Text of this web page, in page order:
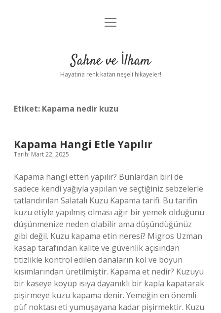
Anasayfa
Yasal Uyarı
menüyü
Sahne ve İlham
Hayatına renk katan neşeli hikayeler!
Etiket: Kapama nedir kuzu
Kapama Hangi Etle Yapılır
Tarih: Mart 22, 2025
Kapama hangi etten yapılır? Bunlardan biri de
sadece kendi yağıyla yapılan ve seçtiğiniz sebzelerle
tatlandırılan Salatalı Kuzu Kapama tarifi. Bu tarifin
kuzu etiyle yapılmış olması ağır bir yemek olduğunu
düşünmenize neden olabilir ama düşündüğünüz
gibi değil. Kuzu kapama etin neresi? Migros Uzman
kasap tarafından kalite ve güvenlik açısından
titizlikle kontrol edilen danaların kol ve boyun
kısımlarından üretilmiştir. Kapama et nedir? Kuzuyu
bir kaseye koyup ısıya dayanıklı bir kapla kapatarak
pişirmeye kuzu kapama denir. Yemeğin en önemli
püf noktası eti yumuşayana kadar pişirmektir. Kuzu